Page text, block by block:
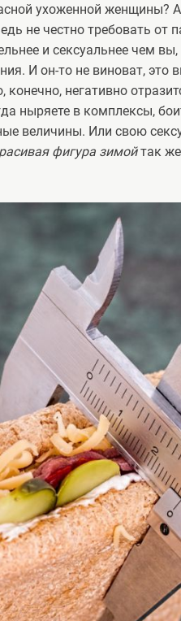
ухоженной женщины? А
не честно требовать
и сексуальнее чем
И он-то не виноват, это
негативно
ныряете в комплексы,
величины. Или свою
фигура зимойтак